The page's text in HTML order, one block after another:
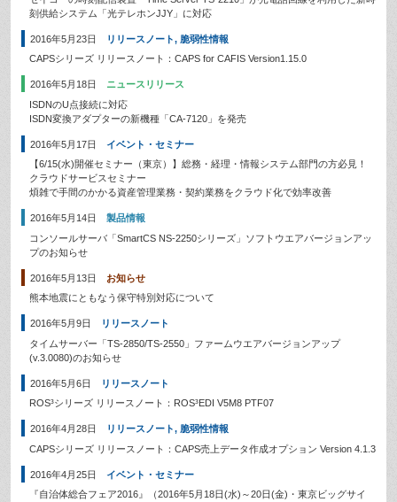
刻供給システム「光テレホンJJY」に対応
2016年5月23日 リリースノート, 脆弱性情報
CAPSシリーズ リリースノート：CAPS for CAFIS Version1.15.0
2016年5月18日
ニュースリリース
ISDNのU点接続に対応
ISDN変換アダプターの新機種「CA-7120」を発売
2016年5月17日
イベント・セミナー
【6/15(水)開催セミナー（東京）】総務・経理・情報システム部門の方必見！
クラウドサービスセミナー
煩雑で手間のかかる資産管理業務・契約業務をクラウド化で効率改善
2016年5月14日
製品情報
コンソールサーバ「SmartCS NS-2250シリーズ」ソフトウエアバージョンアッ
プのお知らせ
2016年5月13日
お知らせ
熊本地震にともなう保守特別対応について
2016年5月9日
リリースノート
タイムサーバー「TS-2850/TS-2550」ファームウエアバージョンアップ
(v.3.0080)のお知らせ
2016年5月6日
リリースノート
ROS³シリーズ リリースノート：ROS³EDI V5M8 PTF07
2016年4月28日 リリースノート, 脆弱性情報
CAPSシリーズ リリースノート：CAPS売上データ作成オプション Version 4.1.3
2016年4月25日
イベント・セミナー
『自治体総合フェア2016』（2016年5月18日(水)～20日(金)・東京ビッグサイ